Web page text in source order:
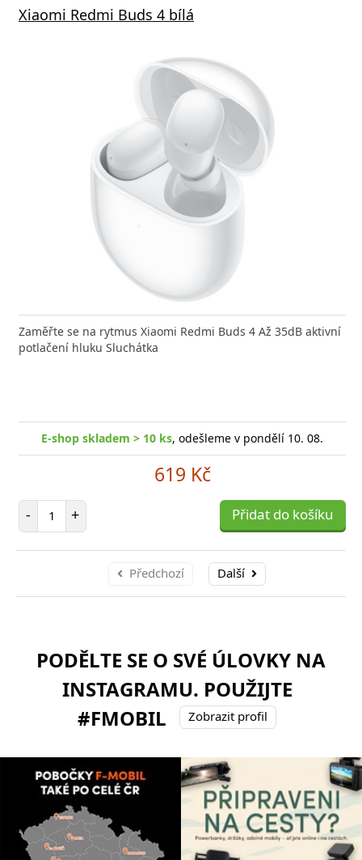
Xiaomi Redmi Buds 4 bílá
Zaměřte se na rytmus Xiaomi Redmi Buds 4 Až 35dB aktivní
potlačení hluku Sluchátka
E-shop skladem > 10 ks, odešleme v pondělí 10. 08.
619 Kč
- Počet položek
+ Přidat do košíku
Předchozí Další
PODĚLTE SE O SVÉ ÚLOVKY NA
INSTAGRAMU. POUŽIJTE
#FMOBIL
Zobrazit profil